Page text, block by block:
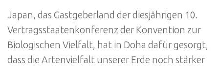
Japan, das Gastgeberland der diesjährigen 10.
Vertragsstaatenkonferenz der Konvention zur
Biologischen Vielfalt, hat in Doha dafür gesorgt,
dass die Artenvielfalt unserer Erde noch stärker